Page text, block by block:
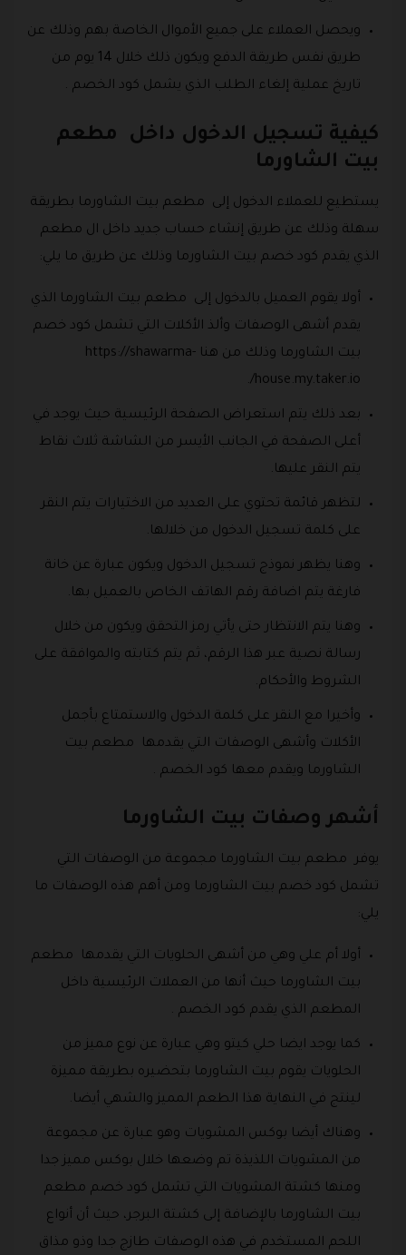
ويحصل العملاء على جميع الأموال الخاصة بهم وذلك عن
طريق نفس طريقة الدفع ويكون ذلك خلال 14 يوم من
تاريخ عملية إلغاء الطلب الذي يشمل كود الخصم .
كيفية تسجيل الدخول داخل مطعم
بيت الشاورما
يستطيع للعملاء الدخول إلى مطعم بيت الشاورما بطريقة
سهلة وذلك عن طريق إنشاء حساب جديد داخل ال مطعم
الذي يقدم كود خصم بيت الشاورما وذلك عن طريق ما يلي:
أولا يقوم العميل بالدخول إلى مطعم بيت الشاورما الذي
يقدم أشهى الوصفات وألذ الأكلات التي تشمل كود خصم
بيت الشاورما وذلك من هنا https://shawarma-
house.my.taker.io/.
بعد ذلك يتم استعراض الصفحة الرئيسية حيث يوجد في
أعلى الصفحة في الجانب الأيسر من الشاشة ثلاث نقاط
يتم النقر عليها.
لتظهر قائمة تحتوي على العديد من الاختيارات يتم النقر
على كلمة تسجيل الدخول من خلالها.
وهنا يظهر نموذج تسجيل الدخول ويكون عبارة عن خانة
فارغة يتم اضافة رقم الهاتف الخاص بالعميل بها.
وهنا يتم الانتظار حتى يأتي رمز التحقق ويكون من خلال
رسالة نصية عبر هذا الرقم، ثم يتم كتابته والموافقة على
الشروط والأحكام.
وأخيرا مع النقر على كلمة الدخول والاستمتاع بأجمل
الأكلات وأشهى الوصفات التي يقدمها مطعم بيت
الشاورما ويقدم معها كود الخصم .
أشهر وصفات بيت الشاورما
يوفر مطعم بيت الشاورما مجموعة من الوصفات التي
تشمل كود خصم بيت الشاورما ومن أهم هذه الوصفات ما
يلي:
أولا أم علي وهي من أشهى الحلويات التي يقدمها مطعم
بيت الشاورما حيث أنها من العملات الرئيسية داخل
المطعم الذي يقدم كود الخصم .
كما يوجد ايضا حلي كيتو وهي عبارة عن نوع مميز من
الحلويات يقوم بيت الشاورما بتحضيره بطريقة مميزة
لينتج في النهاية هذا الطعم المميز والشهي أيضا.
وهناك أيضا بوكس المشويات وهو عبارة عن مجموعة
من المشويات اللذيذة تم وضعها خلال بوكس مميز جدا
ومنها كشتة المشويات التي تشمل كود خصم مطعم
بيت الشاورما بالإضافة إلى كشتة البرجر، حيث أن أنواع
اللحم المستخدم في هذه الوصفات طازج جدا وذو مذاق